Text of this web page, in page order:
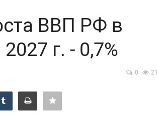
ВВП РФ в
г. - 0,7%
0 21